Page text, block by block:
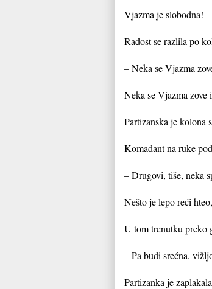
Vjazma je slobodna!
Radost se razlila po
– Neka se Vjazma
Neka se Vjazma
Partizanska je kolona
Komadant na ruke
– Drugovi, tiše, neka
Nešto je lepo reći hteo,
U tom trenutku preko
– Pa budi srećna,
Partizanka je